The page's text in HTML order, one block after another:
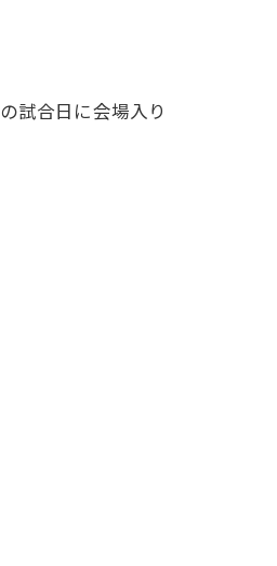
試合日に会場入り